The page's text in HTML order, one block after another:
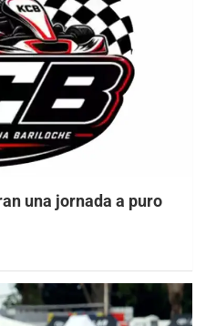
una jornada a puro